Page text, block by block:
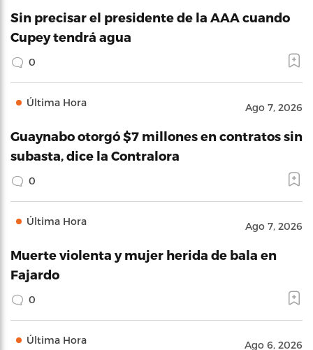
Sin precisar el presidente de la AAA cuando
Cupey tendrá agua
0
Última Hora Ago 7, 2026
Guaynabo otorgó $7 millones en contratos sin
subasta, dice la Contralora
0
Última Hora Ago 7, 2026
Muerte violenta y mujer herida de bala en
Fajardo
0
Última Hora Ago 6, 2026